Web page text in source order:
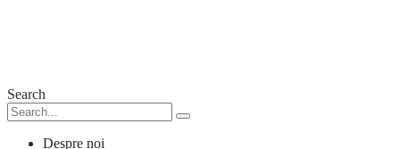
Search
Despre noi